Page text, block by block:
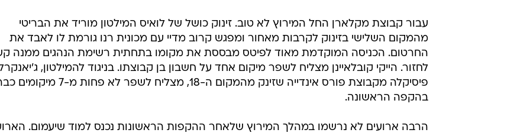
כל הכתבות
כתבו לנו
אביזרים לרכב
עבור קבוצת מקלארן החל המירוץ לא טוב. זינוק כושל של לואיס המילטון מוריד את הבריטי
מהמקום השלישי בזינוק לקרבות מאחור ומפגש קרוב מדיי עם מכונית רנו גורמת לו לאבד את
החרטום. הכניסה המוקדמת מאוד לפיטס מבססת את מקומו בתחתית רשימת הנהגים ממנה
לחזור. הייקי קובלאיינן מצליח לשפר מיקום אחד על חשבון בן קבוצתו. בניגוד להמילטון,
פיסיקלה מקבוצת פורס אינדייה שזינק מהמקום ה-18, מצליח לשפר לא פחות מ-7
בהקפה הראשונה.
הרבה ארועים לא נרשמו במהלך המירוץ שלאחר ההקפות הראשונות נכנס למוד שיעמום.